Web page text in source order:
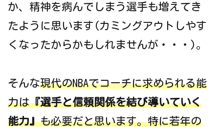
か、精神を病んでしまう選手も増えてき
たように思います(カミングアウトしやす
くなったからかもしれませんが・・・)。
そんな現代のNBAでコーチに求められる能
力は『選手と信頼関係を結び導いていく
能力』も必要だと思います。特に若年の